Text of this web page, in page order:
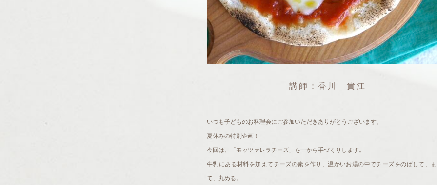
講師：香川 貴江
いつも子どものお料理会にご参加いただきありがとうございます。
夏休みの特別企画！
今回は、「モッツァレラチーズ」を一から手づくりします。
牛乳にある材料を加えてチーズの素を作り、温かいお湯の中でチーズをのばして、
て、丸める。